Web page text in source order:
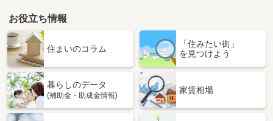
お役立ち情報
住まいのコラム
「住みたい街」
を見つけよう
暮らしのデータ
(補助金・助成金情報)
家賃相場